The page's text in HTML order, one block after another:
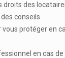
droits des
conseils.
protéger en
en